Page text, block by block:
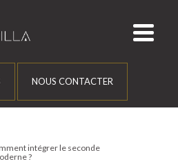
NOUS CONTACTER
intégrer le seconde
?